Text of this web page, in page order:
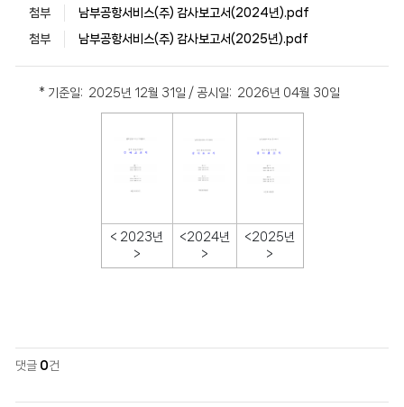
첨부 남부공항서비스(주) 감사보고서(2024년).pdf
첨부 남부공항서비스(주) 감사보고서(2025년).pdf
* 기준일: 2025년 12월 31일 / 공시일: 2026년 04월 30일
< 2023년
>
<2024년
>
<2025년
>
댓글 0건